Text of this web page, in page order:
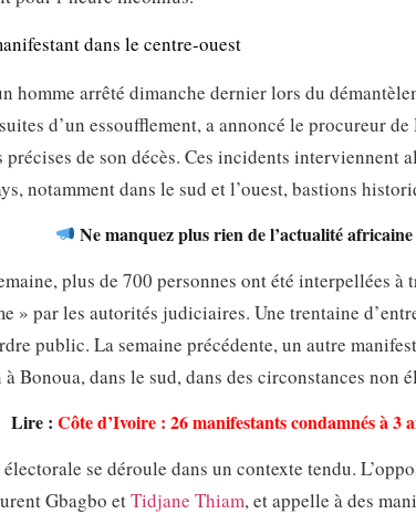
dans le centre-ouest
homme arrêté dimanche dernier lors du
d’un essoufflement, a annoncé le procureur
précises de son décès. Ces incidents interviennent
notamment dans le sud et l’ouest, bastions
Ne manquez plus rien de l’actualité
plus de 700 personnes ont été interpellées à
» par les autorités judiciaires. Une trentaine
public. La semaine précédente, un autre
Bonoua, dans le sud, dans des circonstances non
Lire : Côte d’Ivoire : 26 manifestants condamnés à
se déroule dans un contexte tendu.
Gbagbo etTidjane Thiam, et appelle à des